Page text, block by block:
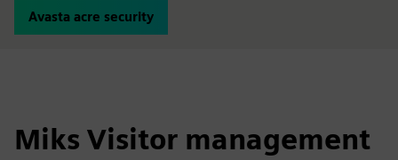
Avasta acre security
Miks Visitor management